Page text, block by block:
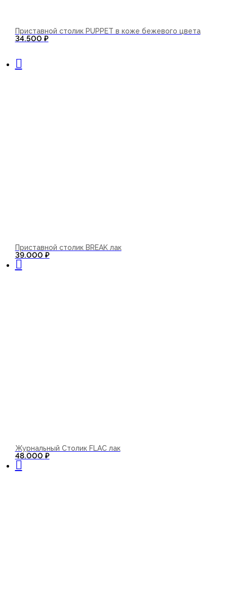
Приставной столик PUPPET в коже бежевого цвета
34.500 ₽
Приставной столик BREAK лак
39.000 ₽
Журнальный Столик FLAC лак
48.000 ₽